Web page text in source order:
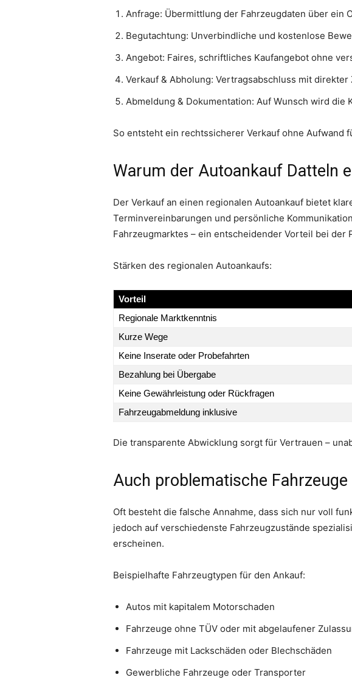
Anfrage: Übermittlung der Fahrzeugdaten über ein
Begutachtung: Unverbindliche und kostenlose
Angebot: Faires, schriftliches Kaufangebot ohne
Verkauf & Abholung: Vertragsabschluss mit
Abmeldung & Dokumentation: Auf Wunsch wird
So entsteht ein rechtssicherer Verkauf ohne Aufwand
Warum der Autoankauf Datteln
Der Verkauf an einen regionalen Autoankauf bietet
Terminvereinbarungen und persönliche
Fahrzeugmarktes – ein entscheidender Vorteil bei der
Stärken des regionalen Autoankaufs:
Vorteil
Regionale Marktkenntnis
Kurze Wege
Keine Inserate oder Probefahrten
Bezahlung bei Übergabe
Keine Gewährleistung oder Rückfragen
Fahrzeugabmeldung inklusive
Die transparente Abwicklung sorgt für Vertrauen –
Auch problematische
Oft besteht die falsche Annahme, dass sich nur voll
jedoch auf verschiedenste Fahrzeugzustände
erscheinen.
Beispielhafte Fahrzeugtypen für den Ankauf:
Autos mit kapitalem Motorschaden
Fahrzeuge ohne TÜV oder mit abgelaufener
Fahrzeuge mit Lackschäden oder Blechschäden
Gewerbliche Fahrzeuge oder Transporter